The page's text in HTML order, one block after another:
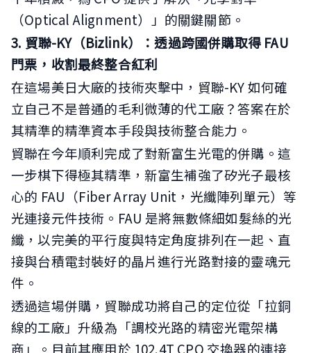
（Optical Alignment）」的關鍵關節。
3. 貿聯-KY（Bizlink）：透過跨國併購取得 FAU
門票，收割最終整合紅利
在這場美日大廠的技術夾擊中，貿聯-KY 如何確
立自己不是普通的毛利微薄的代工廠？答案在於
其精準的精準資本手段與技術整合能力。
貿聯在今年順利完成了對新富生光電的併購。這
一步棋下得極其精準，新富生補強了矽光子最核
心的 FAU（Fiber Array Unit，光纖陣列單元）等
光連接元件技術。FAU 是將無數條細如髮絲的光
纖，以完美的平行度與特定角度排列在一起、直
接與台積電封裝好的晶片進行光路對接的靈魂元
件。
透過這場併購，貿聯成功將自己的定位從「拉銅
線的工廠」升級為「調校光路的精密光電架構
商」。目前其應用於 102.4T CPO 交換器的連接